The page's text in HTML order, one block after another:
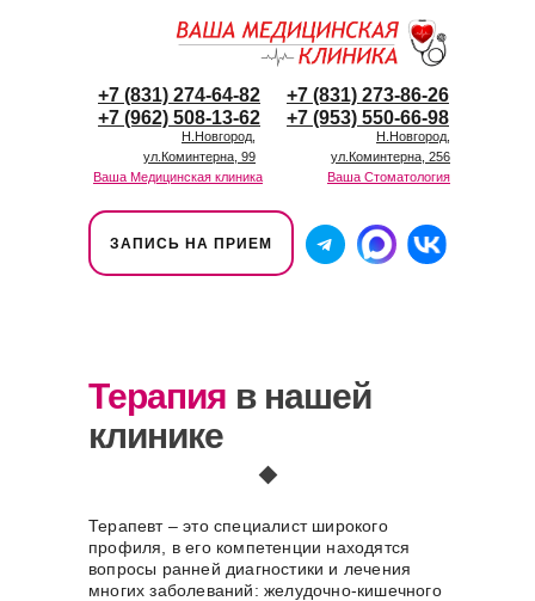
+7 (831) 274-64-82
+7 (962) 508-13-62
ЗАПИСЬ НА ПРИЕМ
Н.Новгород,
ул.Коминтерна, 99
Ваша Медицинская клиника
Ваша Стоматология
+7 (953) 550-66-98
+7 (831) 273-86-26
Н.Новгород,
ул.Коминтерна, 256
Терапевт – это специалист широкого
профиля, в его компетенции находятся
вопросы ранней диагностики и лечения
многих заболеваний: желудочно-кишечного
Терапия в нашей
клинике